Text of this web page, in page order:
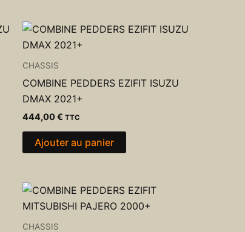
CHASSIS
COMBINE PEDDERS EZIFIT ISUZU
DMAX 2021+
444,00€ TTC
Ajouter au panier
CHASSIS